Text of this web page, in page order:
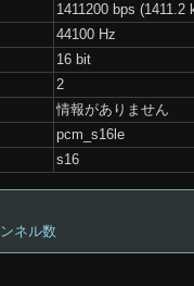
1411200 bps (1411.2
44100 Hz
16 bit
2
情報がありません
pcm_s16le
s16
ネル数